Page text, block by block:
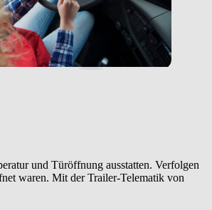
und Türöffnung ausstatten. Verfolgen
waren. Mit der Trailer-Telematik von